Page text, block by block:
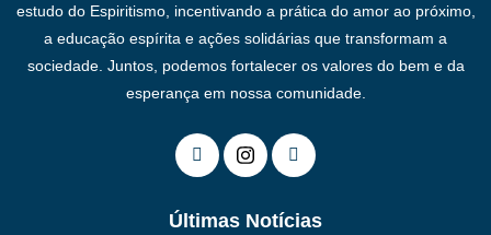
estudo do Espiritismo, incentivando a prática do amor ao próximo,
a educação espírita e ações solidárias que transformam a
sociedade. Juntos, podemos fortalecer os valores do bem e da
esperança em nossa comunidade.
Últimas Notícias